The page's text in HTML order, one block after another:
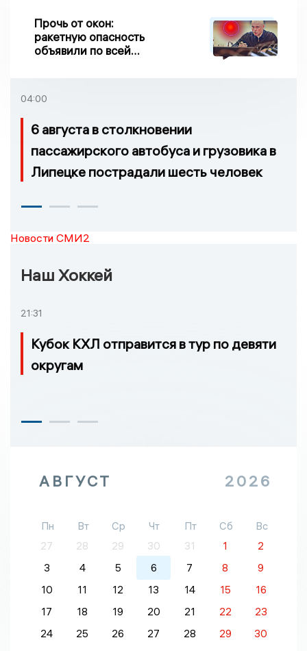
Прочь от окон:
ракетную опасность
объявили по всей
04:00
6 августа в столкновении
пассажирского автобуса и грузовика в
Липецке пострадали шесть человек
Новости СМИ2
Наш Хоккей
21:31
Кубок КХЛ отправится в тур по девяти
округам
АВГУСТ 2026
Пн Вт Ср Чт Пт Сб
Вс
27
28 29 30 31 1
2
3
4 5 6 7 8
9
10
11 12 13 14 15
16
17
18 19 20 21 22
23
24
25 26 27 28 29
30